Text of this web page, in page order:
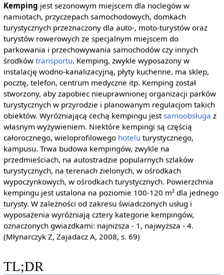
Kemping jest sezonowym miejscem dla noclegów w
namiotach, przyczepach samochodowych, domkach
turystycznych przeznaczony dla auto-, moto-turystów oraz
turystów rowerowych ze specjalnym miejscem do
parkowania i przechowywania samochodów czy innych
środków transportu. Kemping, zwykle wyposażony w
instalację wodno-kanalizacyjną, płyty kuchenne, ma sklep,
pocztę, telefon, centrum medyczne itp. Kemping został
stworzony, aby zapobiec nieuprawnionej organizacji parków
turystycznych w przyrodzie i planowanym regulacjom takich
obiektów. Wyróżniającą cechą kempingu jestsamoobsługa z
własnym wyżywieniem. Niektóre kempingi są częścią
całorocznego, wieloprofilowego hotelu turystycznego,
kampusu. Trwa budowa kempingów, zwykle na
przedmieściach, na autostradzie popularnych szlaków
turystycznych, na terenach zielonych, w ośrodkach
wypoczynkowych, w ośrodkach turystycznych. Powierzchnia
kempingu jest ustalona na poziomie 100-120 m² dla jednego
turysty. W zależności od zakresu świadczonych usług i
wyposażenia wyróżniają cztery kategorie kempingów,
oznaczonych gwiazdkami: najniższa - 1, najwyższa - 4.
(Młynarczyk Z, Zajadacz A, 2008, s. 69)
TL;DR